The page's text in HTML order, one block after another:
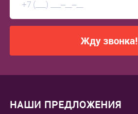
Жду звонка!
НАШИ ПРЕДЛОЖЕНИЯ